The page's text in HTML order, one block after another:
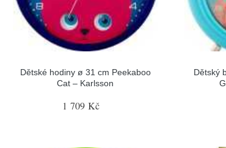
Dětské hodiny ø 31 cm Peekaboo
Cat – Karlsson
1 709 Kč
Dětský